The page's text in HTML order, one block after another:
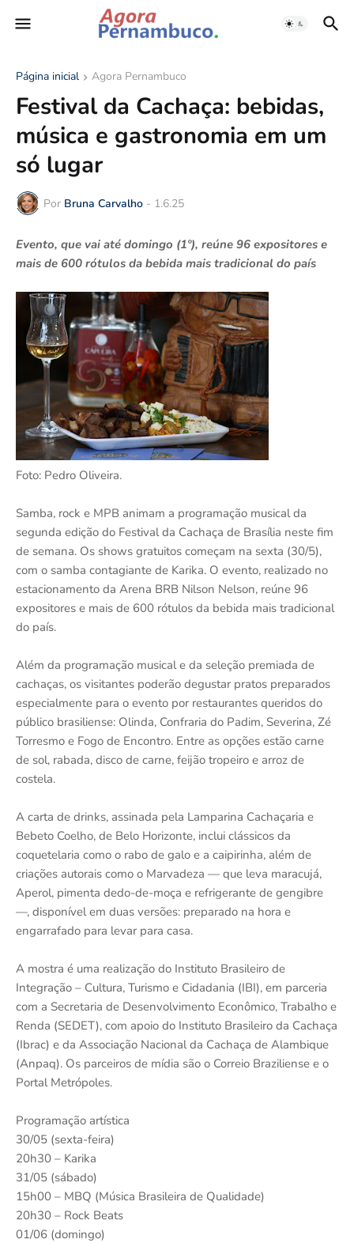
Página inicial Agora Pernambuco
Festival da Cachaça: bebidas,
música e gastronomia em um
só lugar
Por Bruna Carvalho - 1.6.25
Evento, que vai até domingo (1º), reúne 96 expositores e
mais de 600 rótulos da bebida mais tradicional do país
Foto: Pedro Oliveira.
Samba, rock e MPB animam a programação musical da
segunda edição do Festival da Cachaça de Brasília neste fim
de semana. Os shows gratuitos começam na sexta (30/5),
com o samba contagiante de Karika. O evento, realizado no
estacionamento da Arena BRB Nilson Nelson, reúne 96
expositores e mais de 600 rótulos da bebida mais tradicional
do país.
Além da programação musical e da seleção premiada de
cachaças, os visitantes poderão degustar pratos preparados
especialmente para o evento por restaurantes queridos do
público brasiliense: Olinda, Confraria do Padim, Severina, Zé
Torresmo e Fogo de Encontro. Entre as opções estão carne
de sol, rabada, disco de carne, feijão tropeiro e arroz de
costela.
A carta de drinks, assinada pela Lamparina Cachaçaria e
Bebeto Coelho, de Belo Horizonte, inclui clássicos da
coquetelaria como o rabo de galo e a caipirinha, além de
criações autorais como o Marvadeza — que leva maracujá,
Aperol, pimenta dedo-de-moça e refrigerante de gengibre
—, disponível em duas versões: preparado na hora e
engarrafado para levar para casa.
A mostra é uma realização do Instituto Brasileiro de
Integração – Cultura, Turismo e Cidadania (IBI), em parceria
com a Secretaria de Desenvolvimento Econômico, Trabalho e
Renda (SEDET), com apoio do Instituto Brasileiro da Cachaça
(Ibrac) e da Associação Nacional da Cachaça de Alambique
(Anpaq). Os parceiros de mídia são o Correio Braziliense e o
Portal Metrópoles.
Programação artística
30/05 (sexta-feira)
20h30 – Karika
31/05 (sábado)
15h00 – MBQ (Música Brasileira de Qualidade)
20h30 – Rock Beats
01/06 (domingo)